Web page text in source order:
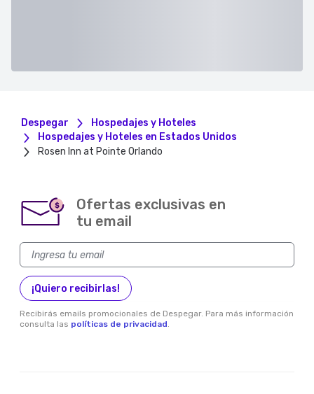
Despegar
Hospedajes y Hoteles
Hospedajes y Hoteles en Estados Unidos
Rosen Inn at Pointe Orlando
$
Ofertas exclusivas en
tu email
¡Quiero recibirlas!
Recibirás emails promocionales de Despegar. Para más información
consulta las políticas de privacidad.